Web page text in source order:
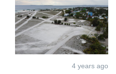
4 years ago